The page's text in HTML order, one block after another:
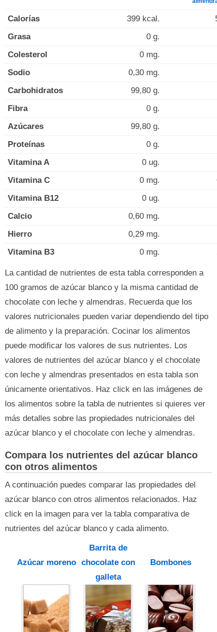
Calorías 399 kcal.
Grasa
0 g.
Colesterol
0 mg.
Sodio
0,30 mg.
Carbohidratos
99,80 g.
Fibra
0 g.
Azúcares
99,80 g.
Proteínas
0 g.
Vitamina A
0 ug.
Vitamina C
0 mg.
Vitamina B12
0 ug.
Calcio
0,60 mg.
Hierro
0,29 mg.
Vitamina B3
0 mg.
La cantidad de nutrientes de esta tabla corresponden a
100 gramos de azúcar blanco y la misma cantidad de
chocolate con leche y almendras. Recuerda que los
valores nutricionales pueden variar dependiendo del tipo
de alimento y la preparación. Cocinar los alimentos
puede modificar los valores de sus nutrientes. Los
valores de nutrientes del azúcar blanco y el chocolate
con leche y almendras presentados en esta tabla son
únicamente orientativos. Haz click en las imágenes de
los alimentos sobre la tabla de nutrientes si quieres ver
más detalles sobre las propiedades nutricionales del
azúcar blanco y el chocolate con leche y almendras.
Compara los nutrientes del azúcar blanco
con otros alimentos
A continuación puedes comparar las propiedades del
azúcar blanco con otros alimentos relacionados. Haz
click en la imagen para ver la tabla comparativa de
nutrientes del azúcar blanco y cada alimento.
Azúcar moreno
Barrita de
chocolate con
galleta
Bombones